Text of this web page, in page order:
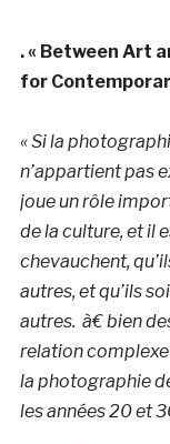
. « Between Art
for
« Si la
n’appartient pas
joue un rôle
de la culture, et il
chevauchent,
autres, et qu’ils
autres. à€ bien
relation complexe
la photographie
les années 20 et